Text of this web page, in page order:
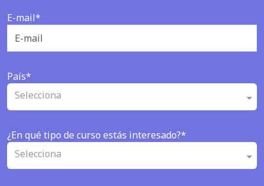
E-mail*
País*
Selecciona
¿En qué tipo de curso estás interesado?*
Selecciona